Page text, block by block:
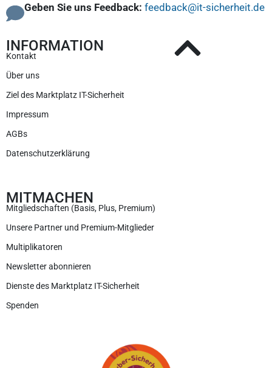
Geben Sie uns Feedback: feedback@it-sicherheit.de
INFORMATION
Kontakt
Über uns
Ziel des Marktplatz IT-Sicherheit
Impressum
AGBs
Datenschutzerklärung
MITMACHEN
Mitgliedschaften (Basis, Plus, Premium)
Unsere Partner und Premium-Mitglieder
Multiplikatoren
Newsletter abonnieren
Dienste des Marktplatz IT-Sicherheit
Spenden